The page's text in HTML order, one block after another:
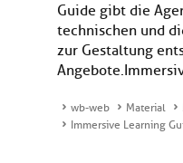
Guide gibt die
technischen und
zur Gestaltung
wb-web Material
Immersive Learning